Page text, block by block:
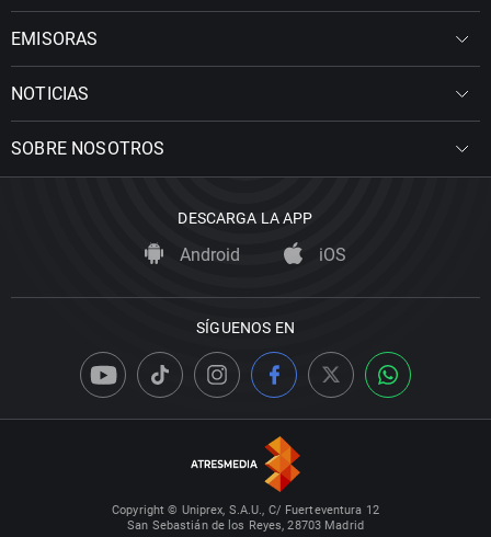
EMISORAS
NOTICIAS
SOBRE NOSOTROS
DESCARGA LA APP
Android iOS
SÍGUENOS EN
Copyright © Uniprex, S.A.U., C/ Fuerteventura 12
San Sebastián de los Reyes, 28703 Madrid